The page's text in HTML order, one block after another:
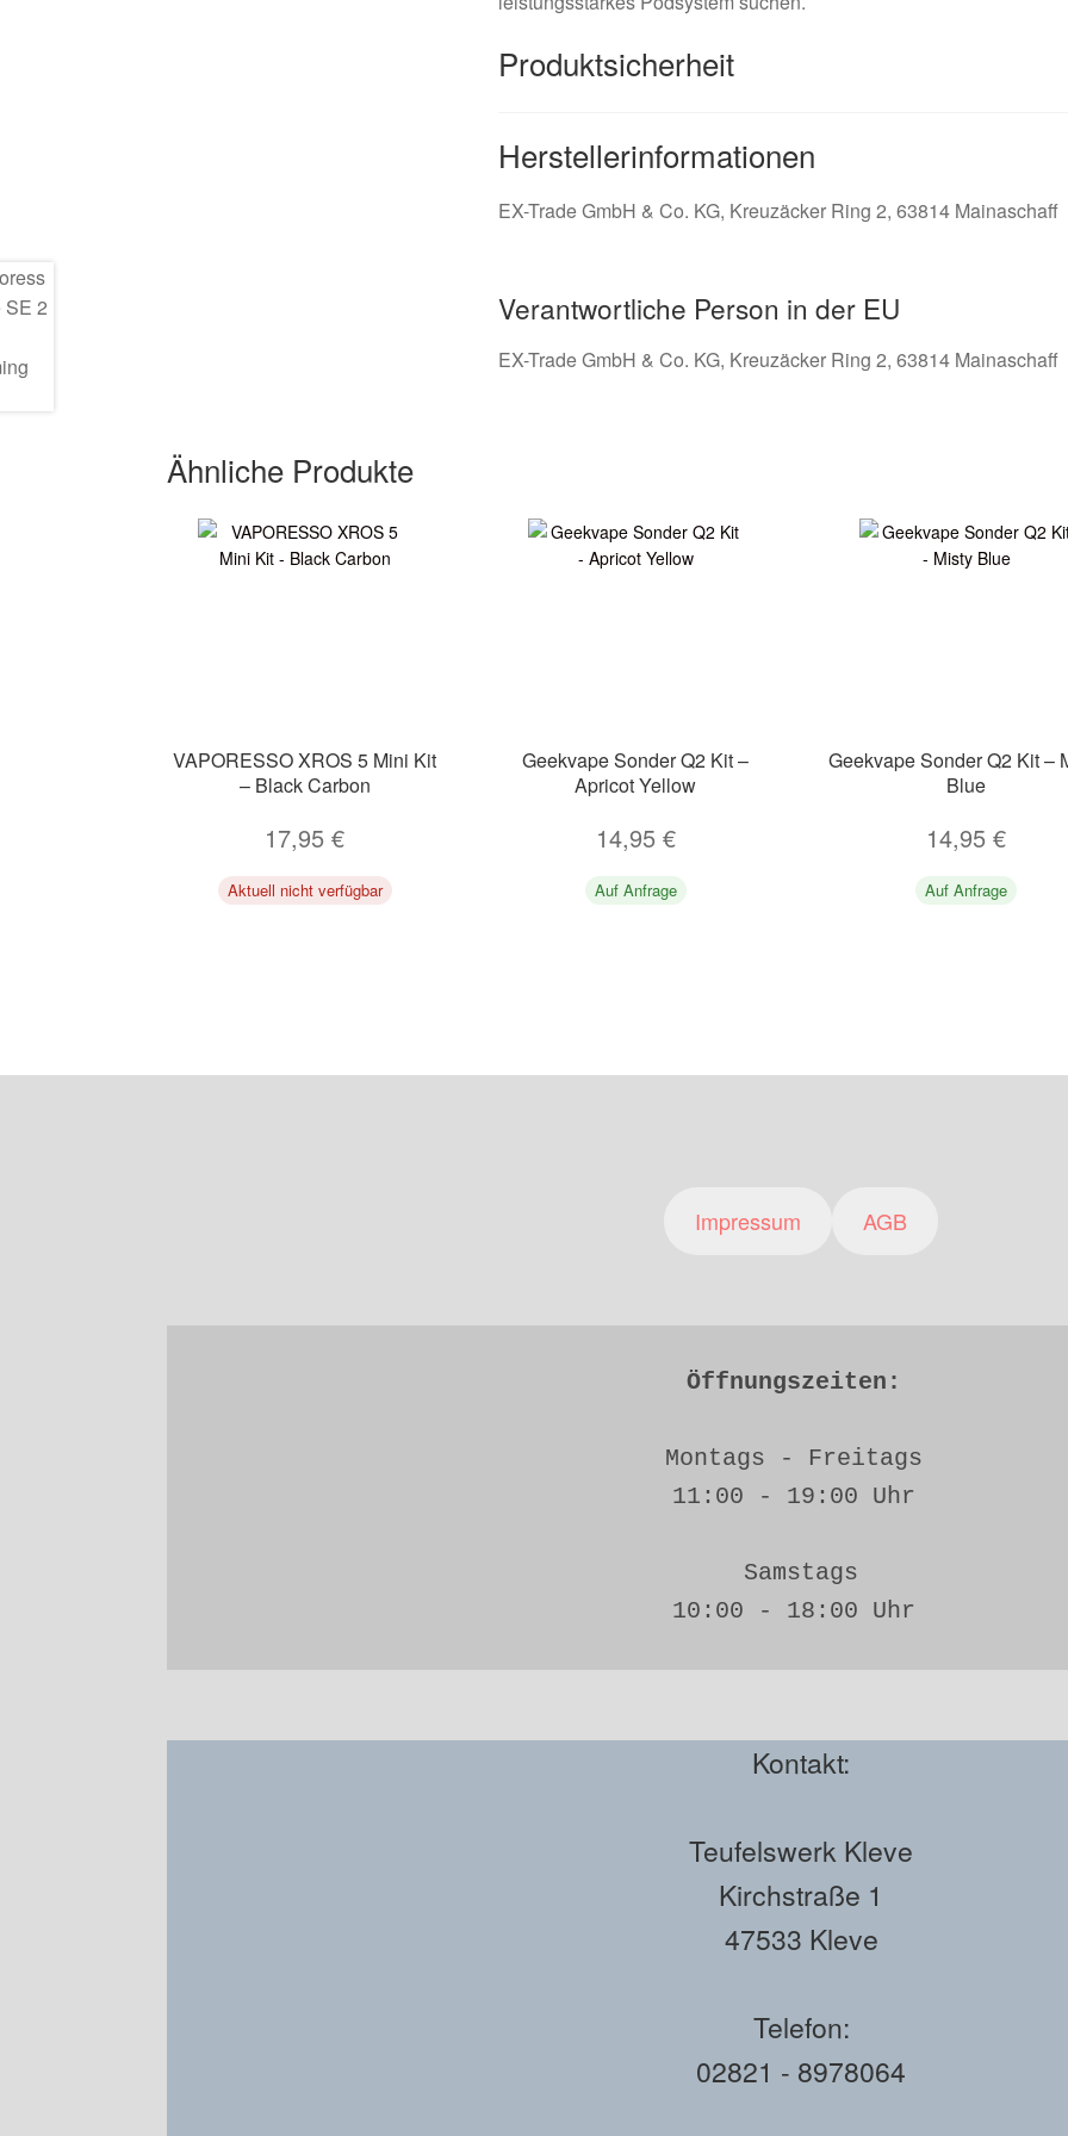
Produktsicherheit
Herstellerinformationen
EX-Trade GmbH & Co. KG, Kreuzäcker Ring 2, 63814 Mainaschaff
Verantwortliche Person in der EU
EX-Trade GmbH & Co. KG, Kreuzäcker Ring 2, 63814 Mainaschaff
Ähnliche Produkte
VAPORESSO XROS 5 Mini Kit
– Black Carbon
17,95€
Aktuell nicht verfügbar
Geekvape Sonder Q2 Kit –
Apricot Yellow
14,95 €
Auf Anfrage
Geekvape Sonder Q2 Kit –
Blue
14,95€
Auf Anfrage
Impressum AGB
Öffnungszeiten:
Montags - Freitags
11:00 - 19:00 Uhr
Samstags
10:00 - 18:00 Uhr
Kontakt:
Teufelswerk Kleve
Kirchstraße 1
47533 Kleve
Telefon:
02821 - 8978064